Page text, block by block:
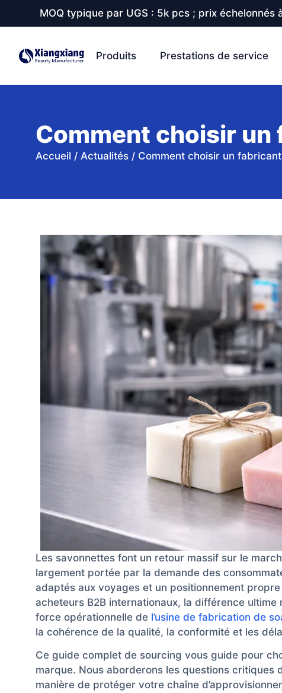
MOQ typique par UGS : 5k pcs ; prix
Produits Prestations de service
Comment choisir un
Accueil / Actualités / Comment choisir un
Les savonnettes font un retour massif sur le
largement portée par la demande des
adaptés aux voyages et un positionnement
acheteurs B2B internationaux, la différence ultime
force opérationnelle de l’usine de fabrication de
la cohérence de la qualité, la conformité et les
Ce guide complet de sourcing vous guide pour
marque. Nous aborderons les questions critiques
manière de protéger votre chaîne